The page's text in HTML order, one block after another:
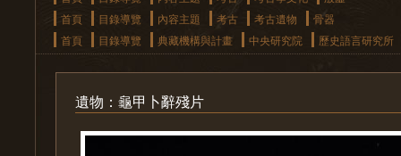
首頁
目錄導覽 內容主題 考古 考古遺物
骨器
首頁
目錄導覽 典藏機構與計畫 中央研究院 歷史語言研究所
遺物：龜甲卜辭殘片